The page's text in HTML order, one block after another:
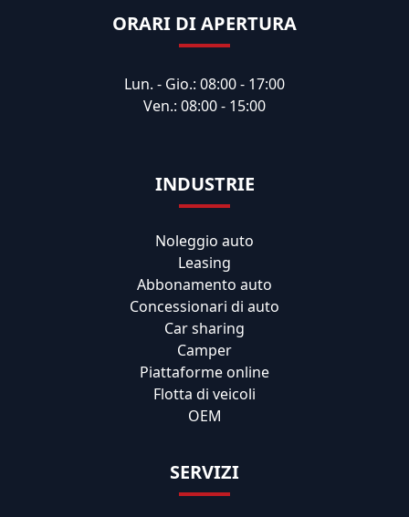
ORARI DI APERTURA
Lun. - Gio.: 08:00 - 17:00
Ven.: 08:00 - 15:00
INDUSTRIE
Noleggio auto
Leasing
Abbonamento auto
Concessionari di auto
Car sharing
Camper
Piattaforme online
Flotta di veicoli
OEM
SERVIZI